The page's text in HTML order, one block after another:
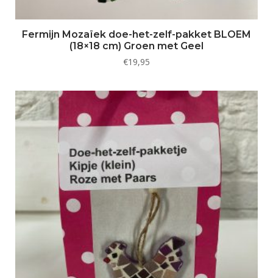
Fermijn Mozaïek doe-het-zelf-pakket BLOEM
(18×18 cm) Groen met Geel
€19,95